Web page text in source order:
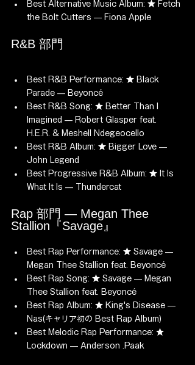
Best Alternative Music Album: ★ Fetch
the Bolt Cutters — Fiona Apple
R&B 部門
Best R&B Performance: ★ Black
Parade — Beyoncé
Best R&B Song: ★ Better Than I
Imagined — Robert Glasper feat.
H.E.R. & Meshell Ndegeocello
Best R&B Album: ★ Bigger Love —
John Legend
Best Progressive R&B Album: ★ It Is
What It Is — Thundercat
Rap 部門 — Megan Thee
Stallion『Savage』
Best Rap Performance: ★ Savage —
Megan Thee Stallion feat. Beyoncé
Best Rap Song: ★ Savage — Megan
Thee Stallion feat. Beyoncé
Best Rap Album: ★ King's Disease —
Nas(キャリア初の Best Rap Album)
Best Melodic Rap Performance: ★
Lockdown — Anderson .Paak